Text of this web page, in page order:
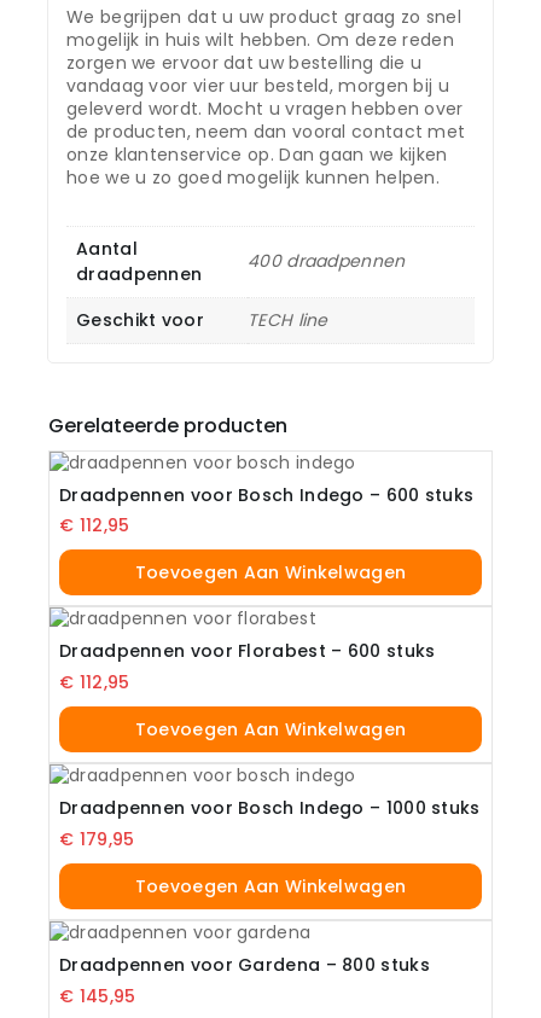
We begrijpen dat u uw product graag zo snel
mogelijk in huis wilt hebben. Om deze reden
zorgen we ervoor dat uw bestelling die u
vandaag voor vier uur besteld, morgen bij u
geleverd wordt. Mocht u vragen hebben over
de producten, neem dan vooral contact met
onze klantenservice op. Dan gaan we kijken
hoe we u zo goed mogelijk kunnen helpen.
Aantal
draadpennen
400 draadpennen
Geschikt voor TECH line
Gerelateerde producten
Draadpennen voor Bosch Indego – 600 stuks
€ 112,95
Toevoegen Aan Winkelwagen
Draadpennen voor Florabest – 600 stuks
€ 112,95
Toevoegen Aan Winkelwagen
Draadpennen voor Bosch Indego – 1000 stuks
€ 179,95
Toevoegen Aan Winkelwagen
Draadpennen voor Gardena – 800 stuks
€ 145,95